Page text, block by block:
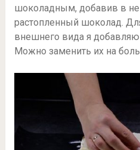
шоколадным, добавив в
растопленный шоколад.
внешнего вида я добавляю
Можно заменить их на